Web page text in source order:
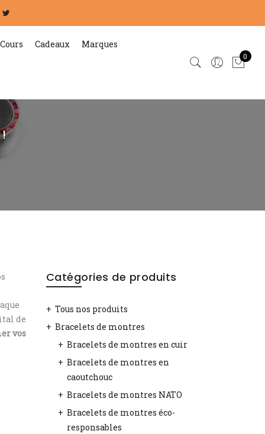
Cours Cadeaux Marques
0
!
de
vos
Catégories de produits
Tous nos produits
Bracelets de montres
Bracelets de montres en cuir
Bracelets de montres en
caoutchouc
Bracelets de montres NATO
Bracelets de montres éco-
responsables